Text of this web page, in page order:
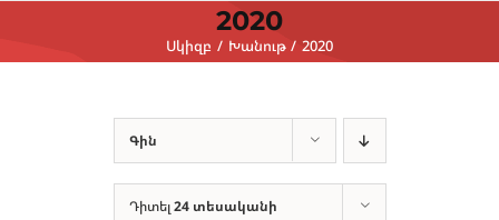
2020
Սկիզբ Խանութ 2020
Գին
Դիտել24 տեսականի